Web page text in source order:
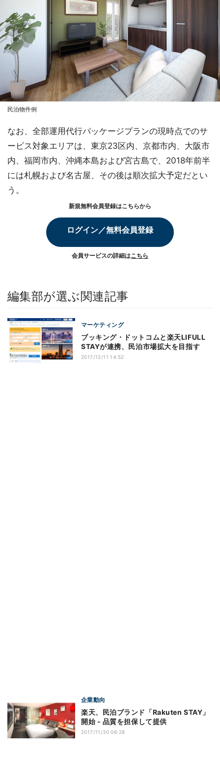
民泊物件例
なお、全部運用代行パッケージプランの現時点でのサ
ービス対象エリアは、東京23区内、京都市内、大阪市
内、福岡市内、沖縄本島および宮古島で、2018年前半
には札幌および名古屋、その後は順次拡大予定だとい
う。
新規無料会員登録はこちらから
ログイン／無料会員登録
会員サービスの詳細はこちら
編集部が選ぶ関連記事
マーケティング
ブッキング・ドットコムと楽天LIFULL
STAYが連携、民泊市場拡大を目指す
2017/12/11 14:52
企業動向
楽天、民泊ブランド「Rakuten STAY」
開始 - 品質を担保して提供
2017/11/30 06:28